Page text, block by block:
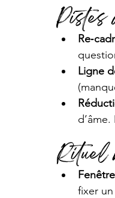
Ligne
Rituel
fixer